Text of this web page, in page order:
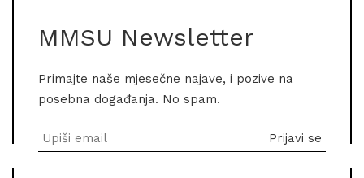
MMSU Newsletter
Primajte naše mjesečne najave, i pozive na
posebna događanja. No spam.